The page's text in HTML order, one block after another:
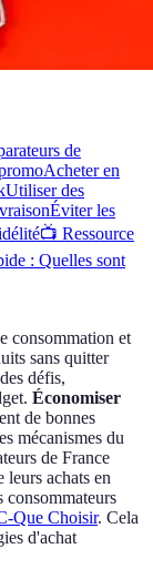
de
Acheter en
Utiliser des
Éviter les
📺 Ressource
: Quelles sont
consommation et
sans quitter
défis,
Économiser
de bonnes
mécanismes du
de France
leurs achats en
consommateurs
Que Choisir. Cela
d'achat